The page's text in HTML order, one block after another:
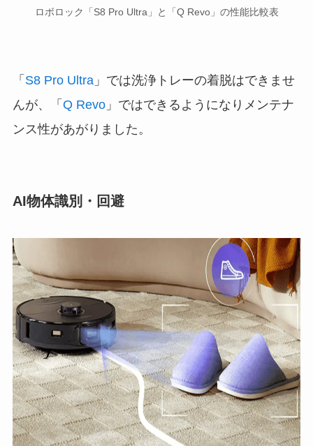
ロボロック「S8 Pro Ultra」と「Q Revo」の性能比較表
「 S8 Pro Ultra」では洗浄トレーの着脱はできませ
んが、「 Q Revo」ではできるようになりメンテナ
ンス性があがりました。
AI物体識別・回避